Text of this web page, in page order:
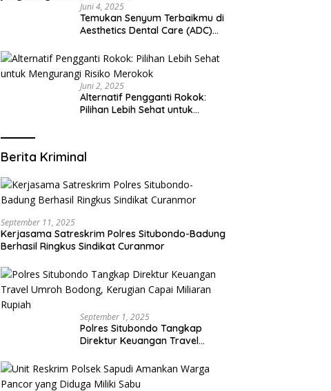
Juni 4, 2025
Temukan Senyum Terbaikmu di
Aesthetics Dental Care (ADC)
yang Mengerti Kebutuhanmu
Juni 2, 2025
Alternatif Pengganti Rokok:
Pilihan Lebih Sehat untuk
Berita Kriminal
September 11, 2025
Kerjasama Satreskrim Polres Situbondo-Badung
Berhasil Ringkus Sindikat Curanmor
September 1, 2025
Polres Situbondo Tangkap
Direktur Keuangan Travel
Capai Miliaran Rupiah